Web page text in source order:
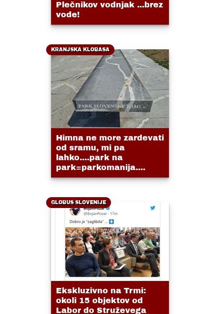
Plečnikov vodnjak ...brez
vode!
KRANJSKA KLOBASA
Himna ne more zardevati
od sramu, mi pa
lahko....park na
park=parkomanija....
GLOBUS SLOVENIJE
Ekskluzivno na Trmi:
okoli 15 objektov od
Labor do Struževega